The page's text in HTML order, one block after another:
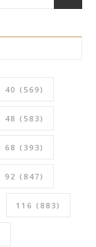
40 (569)
48 (583)
68 (393)
92 (847)
116 (883)